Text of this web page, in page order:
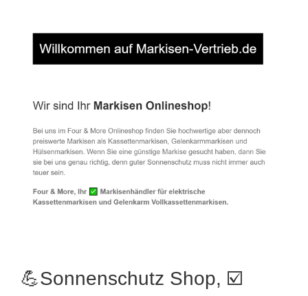
💪Sonnenschutz Shop, ☑️